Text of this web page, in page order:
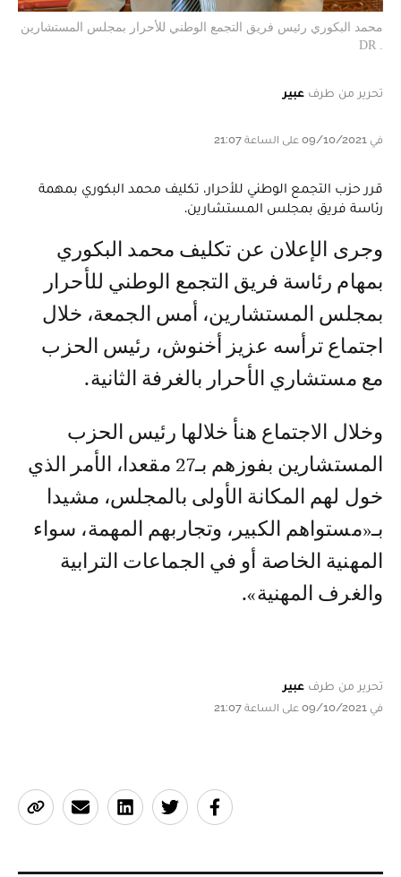
محمد البكوري رئيس فريق التجمع الوطني للأحرار بمجلس المستشارين
. DR
تحرير من طرف عبير
في 09/10/2021 على الساعة 21:07
قرر حزب التجمع الوطني للأحرار، تكليف محمد البكوري بمهمة
رئاسة فريق بمجلس المستشارين.
وجرى الإعلان عن تكليف محمد البكوري
بمهام رئاسة فريق التجمع الوطني للأحرار
بمجلس المستشارين، أمس الجمعة، خلال
اجتماع ترأسه عزيز أخنوش، رئيس الحزب
مع مستشاري الأحرار بالغرفة الثانية.
وخلال الاجتماع هنأ خلالها رئيس الحزب
المستشارين بفوزهم بـ27 مقعدا، الأمر الذي
خول لهم المكانة الأولى بالمجلس، مشيدا
بـ«مستواهم الكبير، وتجاربهم المهمة، سواء
المهنية الخاصة أو في الجماعات الترابية
والغرف المهنية».
تحرير من طرف عبير
في 09/10/2021 على الساعة 21:07